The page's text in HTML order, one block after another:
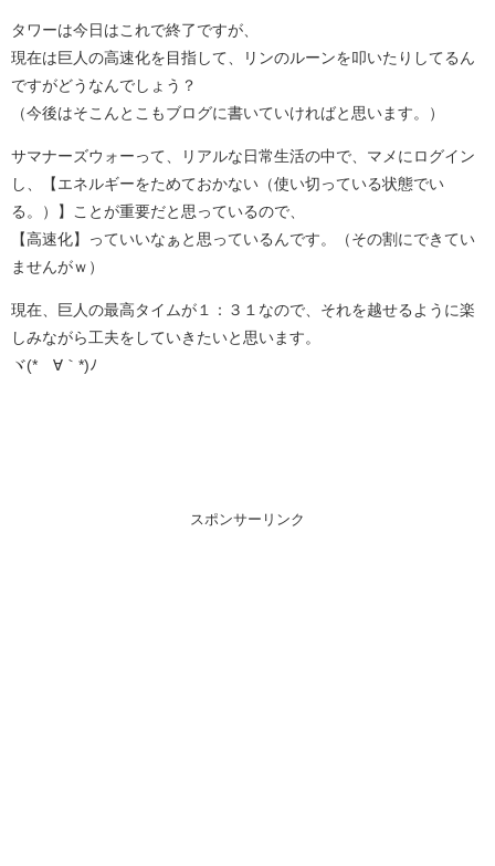
タワーは今日はこれで終了ですが、
現在は巨人の高速化を目指して、リンのルーンを叩いたりしてるん
ですがどうなんでしょう？
（今後はそこんとこもブログに書いていければと思います。）
サマナーズウォーって、リアルな日常生活の中で、マメにログイン
し、【エネルギーをためておかない（使い切っている状態でい
る。）】ことが重要だと思っているので、
【高速化】っていいなぁと思っているんです。（その割にできてい
ませんがｗ）
現在、巨人の最高タイムが１：３１なので、それを越せるように楽
しみながら工夫をしていきたいと思います。
ヾ(*´∀｀*)ﾉ
スポンサーリンク